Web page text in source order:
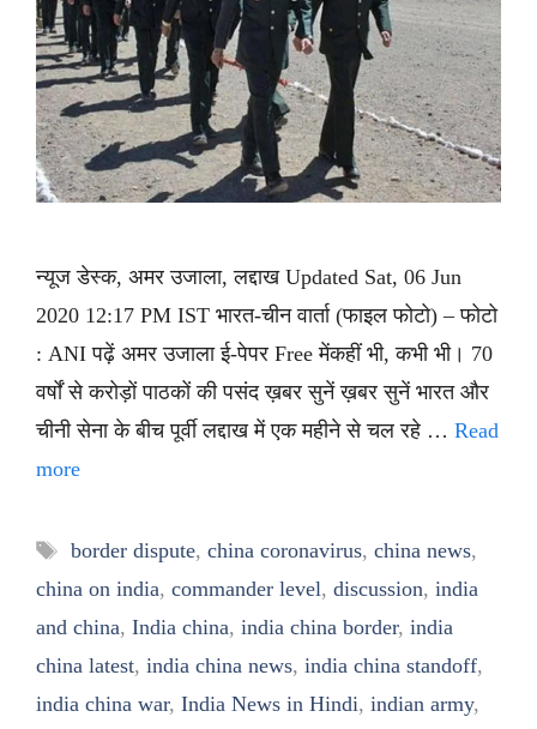
न्यूज डेस्क, अमर उजाला, लद्दाख Updated Sat, 06 Jun
2020 12:17 PM IST भारत-चीन वार्ता (फाइल फोटो) – फोटो
: ANI पढ़ें अमर उजाला ई-पेपर Free मेंकहीं भी, कभी भी। 70
वर्षों से करोड़ों पाठकों की पसंद ख़बर सुनें ख़बर सुनें भारत और
चीनी सेना के बीच पूर्वी लद्दाख में एक महीने से चल रहे … Read
more
Tags
border dispute, china coronavirus, china news,
china on india, commander level, discussion, india
and china, India china, india china border, india
china latest, india china news, india china standoff,
india china war, India News in Hindi, indian army,